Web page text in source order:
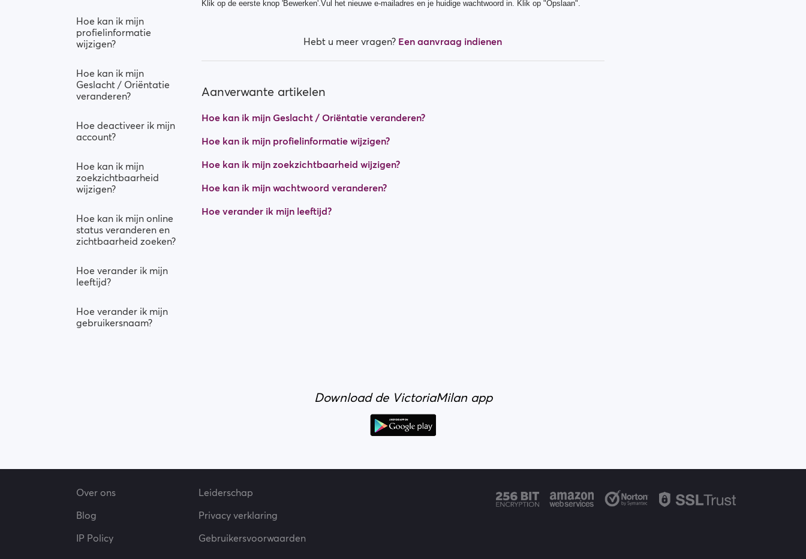
Hoe kan ik mijn
profielinformatie
wijzigen?
Hoe kan ik mijn
Geslacht / Oriëntatie
veranderen?
Hoe deactiveer ik mijn
account?
Hoe kan ik mijn
zoekzichtbaarheid
wijzigen?
Hoe kan ik mijn online
status veranderen en
zichtbaarheid zoeken?
Hoe verander ik mijn
leeftijd?
Hoe verander ik mijn
gebruikersnaam?
Klik op de eerste knop 'Bewerken'.Vul het nieuwe e-mailadres en je huidige wachtwoord in. Klik op "Opslaan".
Hebt u meer vragen? Een aanvraag indienen
Aanverwante artikelen
Hoe kan ik mijn Geslacht / Oriëntatie veranderen?
Hoe kan ik mijn profielinformatie wijzigen?
Hoe kan ik mijn zoekzichtbaarheid wijzigen?
Hoe kan ik mijn wachtwoord veranderen?
Hoe verander ik mijn leeftijd?
Download de VictoriaMilan app
Over ons
Leiderschap
Blog
Privacy verklaring
IP Policy
Gebruikersvoorwaarden